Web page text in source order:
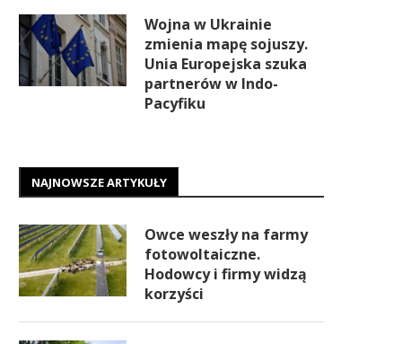
Wojna w Ukrainie
zmienia mapę sojuszy.
Unia Europejska szuka
partnerów w Indo-
Pacyfiku
NAJNOWSZE ARTYKUŁY
Owce weszły na farmy
fotowoltaiczne.
Hodowcy i firmy widzą
korzyści